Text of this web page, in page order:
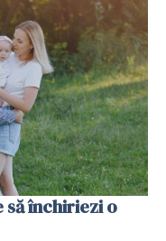
să închiriezi o